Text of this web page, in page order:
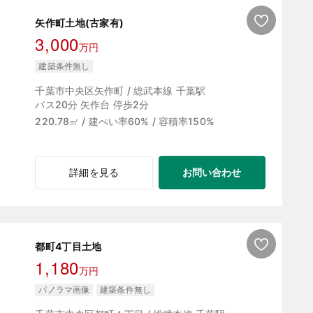
矢作町土地(古家有)
3,000万円
建築条件無し
千葉市中央区矢作町 / 総武本線 千葉駅
バス20分 矢作台 停歩2分
220.78㎡ / 建ぺい率60% / 容積率150%
詳細を見る お問い合わせ
都町4丁目土地
1,180万円
パノラマ画像 建築条件無し